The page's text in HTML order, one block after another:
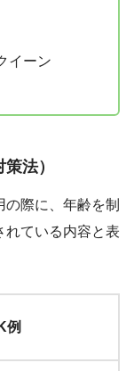
イーン
法）
際に、年齢を制
れている内容と表
例